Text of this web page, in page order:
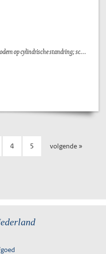
op cylindrische standring; sc...
4 5 volgende »